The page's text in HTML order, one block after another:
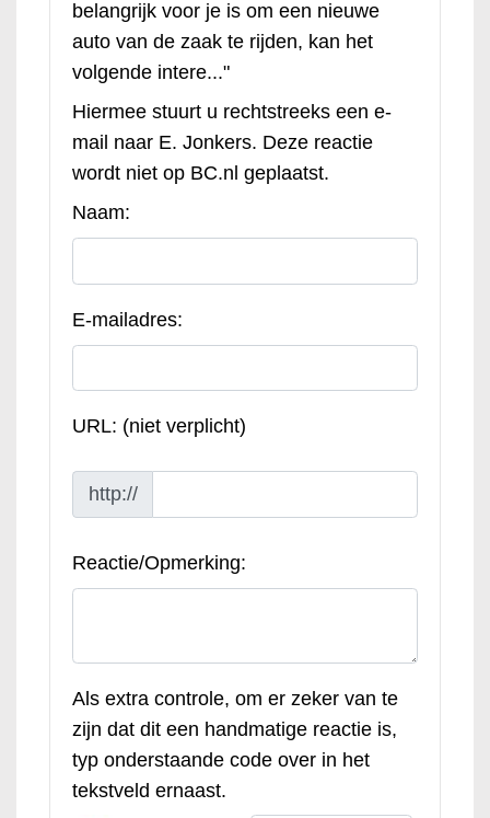
belangrijk voor je is om een nieuwe
auto van de zaak te rijden, kan het
volgende intere..."
Hiermee stuurt u rechtstreeks een e-
mail naar E. Jonkers. Deze reactie
wordt niet op BC.nl geplaatst.
Naam:
E-mailadres:
URL: (niet verplicht)
http://
Reactie/Opmerking:
Als extra controle, om er zeker van te
zijn dat dit een handmatige reactie is,
typ onderstaande code over in het
tekstveld ernaast.